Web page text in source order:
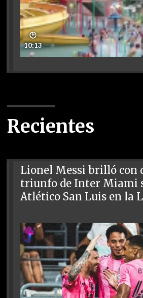
🕑
10:13
Recientes
Lionel Messi brilló con
triunfo de Inter Miami
Atlético San Luis en la